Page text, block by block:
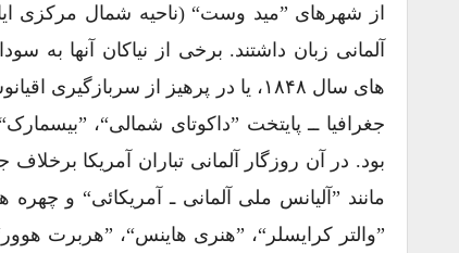
از شهرهای ”مید وست“ (ناحیه شمال مرکزی
آلمانی زبان داشتند. برخی از نیاکان آنها
های سال ۱۸۴۸، یا در پرهیز از
جغرافیا ــ پایتخت ”داکوتای شمالی“،
بود. در آن روزگار آلمانی تباران آمریکا
مانند ”آلیانس ملی آلمانی ـ آمریکائی“ و
”والتر کرایسلر“، ”هنری هاینس“، ”هربرت